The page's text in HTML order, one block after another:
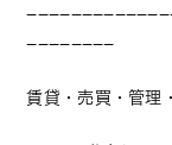
−−−−−−−−
賃貸・売買・管理